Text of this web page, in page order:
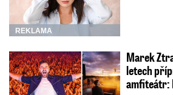
REKLAMA
Marek
letech
amfiteátr: